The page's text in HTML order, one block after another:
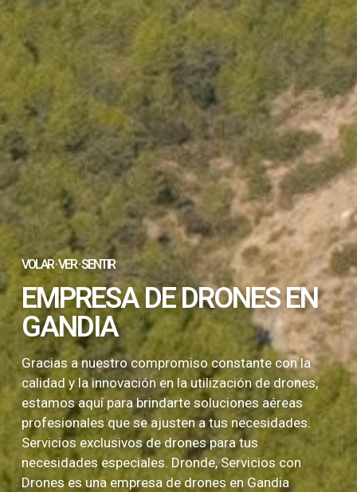
VOLAR · VER · SENTIR
EMPRESA DE DRONES EN
GANDIA
Gracias a nuestro compromiso constante con la
calidad y la innovación en la utilización de drones,
estamos aquí para brindarte soluciones aéreas
profesionales que se ajusten a tus necesidades.
Servicios exclusivos de drones para tus
necesidades especiales. Dronde, Servicios con
Drones es una empresa de drones en Gandia